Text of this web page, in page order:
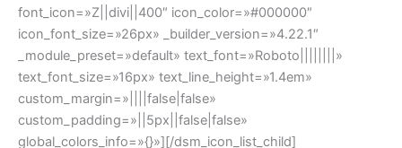
font_icon=»Z||divi||400″ icon_color=»#000000″
icon_font_size=»26px» _builder_version=»4.22.1″
_module_preset=»default» text_font=»Roboto||||||||»
text_font_size=»16px» text_line_height=»1.4em»
custom_margin=»||||false|false»
custom_padding=»||5px||false|false»
global_colors_info=»{}»][/dsm_icon_list_child]